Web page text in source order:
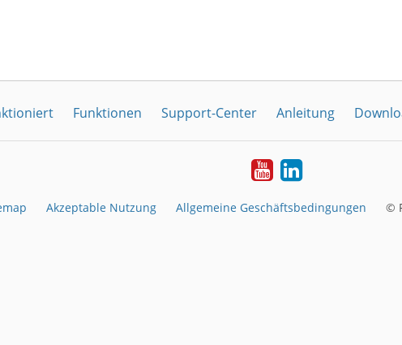
Funktionen Support-Center Anleitung
YouTubeLinkedIn
Akzeptable Nutzung Allgemeine Geschäftsbedingungen ©